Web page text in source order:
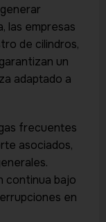
las empresas
de cilindros,
un
adaptado a
frecuentes
asociados,
continua bajo
en